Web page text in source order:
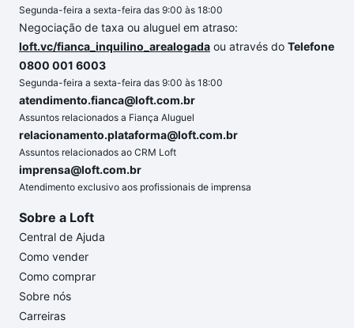
Segunda-feira a sexta-feira das 9:00 às 18:00
Negociação de taxa ou aluguel em atraso:
loft.vc/fianca_inquilino_arealogada ou através do Telefone
0800 001 6003
Segunda-feira a sexta-feira das 9:00 às 18:00
atendimento.fianca@loft.com.br
Assuntos relacionados a Fiança Aluguel
relacionamento.plataforma@loft.com.br
Assuntos relacionados ao CRM Loft
imprensa@loft.com.br
Atendimento exclusivo aos profissionais de imprensa
Sobre a Loft
Central de Ajuda
Como vender
Como comprar
Sobre nós
Carreiras